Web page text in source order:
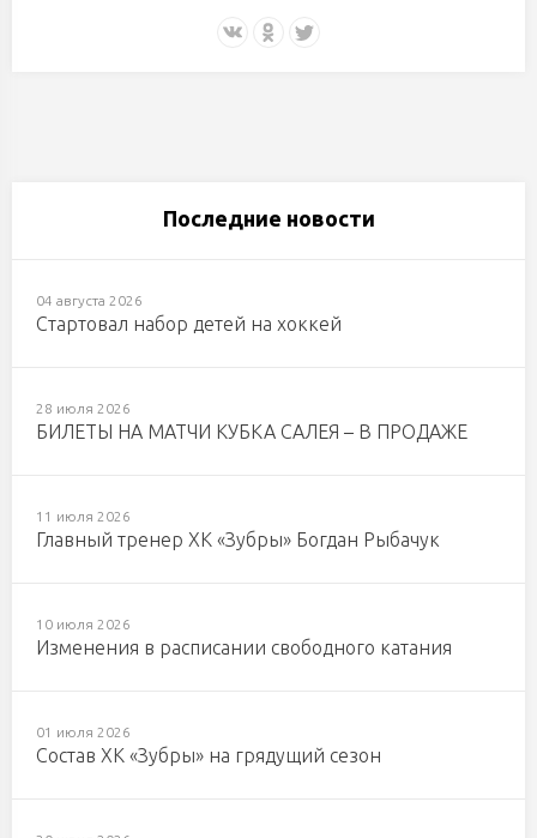
Последние новости
04 августа 2026
Стартовал набор детей на хоккей
28 июля 2026
БИЛЕТЫ НА МАТЧИ КУБКА САЛЕЯ – В ПРОДАЖЕ
11 июля 2026
Главный тренер ХК «Зубры» Богдан Рыбачук
10 июля 2026
Изменения в расписании свободного катания
01 июля 2026
Состав ХК «Зубры» на грядущий сезон